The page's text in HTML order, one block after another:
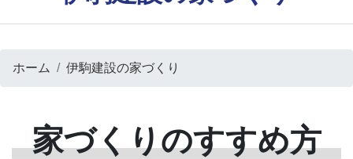
ホーム 伊駒建設の家づくり
家づくりのすすめ方